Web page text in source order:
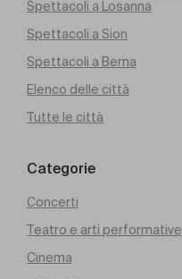
Spettacoli a Losanna
Spettacoli a Sion
Spettacoli a Berna
Elenco delle città
Tutte le città
Categorie
Concerti
Teatro e arti performative
Cinema